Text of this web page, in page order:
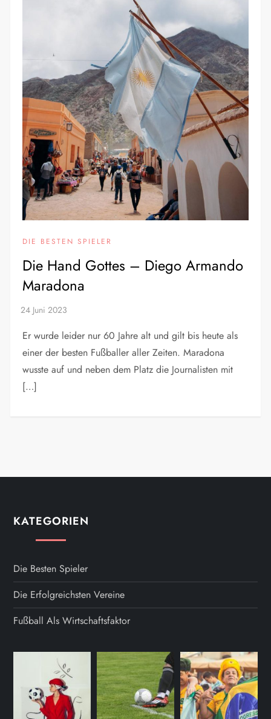
DIE BESTEN SPIELER
Die Hand Gottes – Diego Armando
Maradona
Er wurde leider nur 60 Jahre alt und gilt bis heute als
einer der besten Fußballer aller Zeiten. Maradona
wusste auf und neben dem Platz die Journalisten mit
[…]
KATEGORIEN
Die Besten Spieler
Die Erfolgreichsten Vereine
Fußball Als Wirtschaftsfaktor